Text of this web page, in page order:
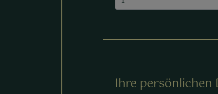
Ihre persönlichen